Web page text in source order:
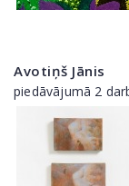
Avotiņš Jānis
piedāvājumā 2